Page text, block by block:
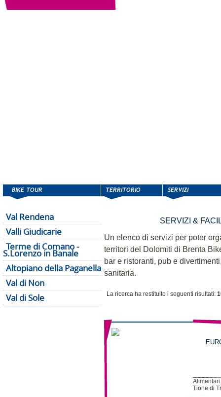
Val Rendena
Valli Giudicarie
Terme di Comano -
S.Lorenzo in Banale
Altopiano della Paganella
Val di Non
Val di Sole
SERVIZI &
Un elenco di servizi per poter
territori del Dolomiti di Brenta
bar e ristoranti, pub e
sanitaria.
La ricerca ha restituito i seguenti risultati:
Alimentari
Tione di